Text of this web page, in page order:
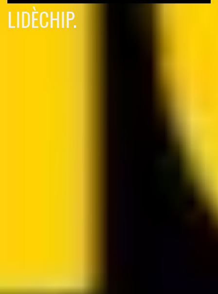
LIDÈCHIP.